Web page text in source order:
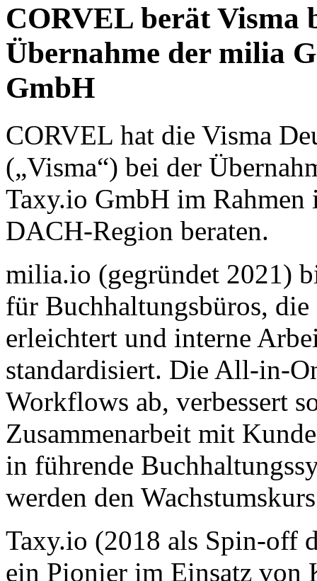
CORVEL berät Visma
Übernahme der milia
GmbH
CORVEL hat die Visma
(„Visma“) bei der
Taxy.io GmbH im
DACH-Region beraten.
milia.io (gegründet 2021)
für Buchhaltungsbüros,
erleichtert und interne
standardisiert. Die All-in-
Workflows ab, verbessert
Zusammenarbeit mit
in führende
werden den
Taxy.io (2018 als Spin-off
ein Pionier im Einsatz von